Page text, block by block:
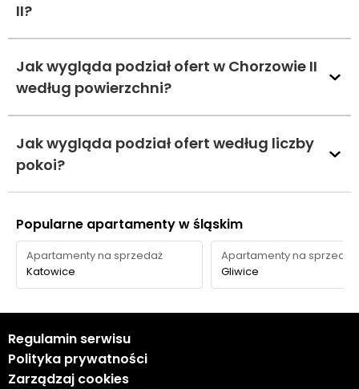
II?
Jak wygląda podział ofert w Chorzowie II
według powierzchni?
Jak wygląda podział ofert według liczby
pokoi?
Popularne apartamenty w śląskim
Apartamenty na sprzedaż
Katowice
Apartamenty na sprzedaż
Gliwice
Regulamin serwisu
Polityka prywatności
Zarządzaj cookies